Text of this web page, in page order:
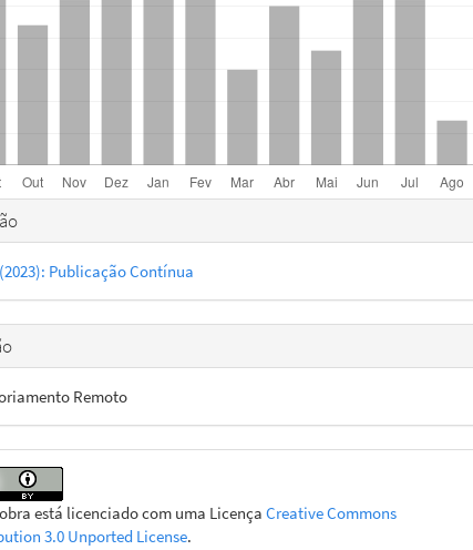
Publicação Contínua
Remoto
está licenciado com uma LicençaCreative Commons
3.0 Unported License.